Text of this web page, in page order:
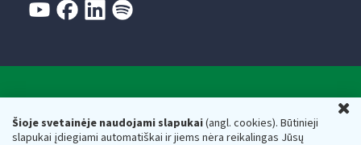
Šioje svetainėje naudojami slapukai(angl. cookies). Būtinieji
slapukai įdiegiami automatiškai ir jiems nėra reikalingas Jūsų
Respublikos finansų ministerijos